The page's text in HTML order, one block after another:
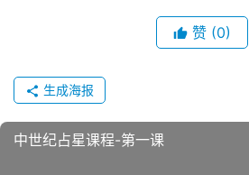
赞 (0)
生成海报
中世纪占星课程-第一课